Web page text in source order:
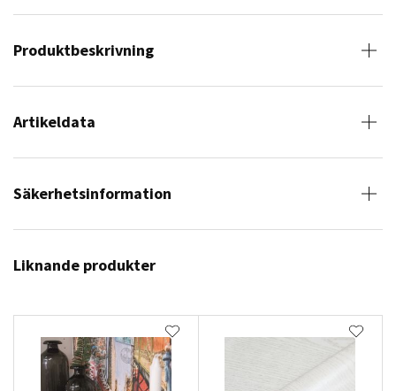
Produktbeskrivning
Artikeldata
Säkerhetsinformation
Liknande produkter